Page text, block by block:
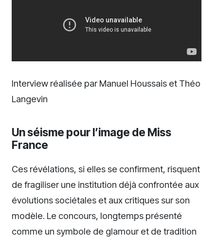
Interview réalisée par Manuel Houssais et Théo
Langevin
Un séisme pour l’image de Miss
France
Ces révélations, si elles se confirment, risquent
de fragiliser une institution déjà confrontée aux
évolutions sociétales et aux critiques sur son
modèle. Le concours, longtemps présenté
comme un symbole de glamour et de tradition